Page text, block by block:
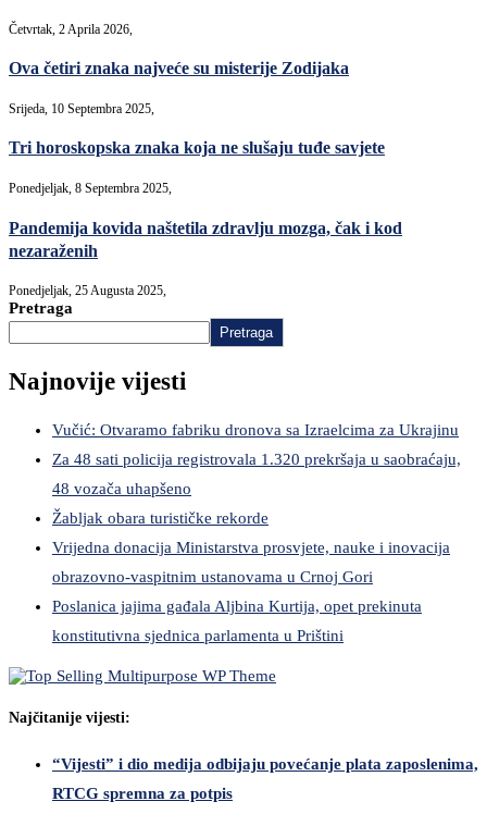
Četvrtak, 2 Aprila 2026,
Ova četiri znaka najveće su misterije Zodijaka
Srijeda, 10 Septembra 2025,
Tri horoskopska znaka koja ne slušaju tuđe savjete
Ponedjeljak, 8 Septembra 2025,
Pandemija kovida naštetila zdravlju mozga, čak i kod
nezaraženih
Ponedjeljak, 25 Augusta 2025,
Pretraga
Pretraga
Najnovije vijesti
Vučić: Otvaramo fabriku dronova sa Izraelcima za Ukrajinu
Za 48 sati policija registrovala 1.320 prekršaja u saobraćaju,
48 vozača uhapšeno
Žabljak obara turističke rekorde
Vrijedna donacija Ministarstva prosvjete, nauke i inovacija
obrazovno-vaspitnim ustanovama u Crnoj Gori
Poslanica jajima gađala Aljbina Kurtija, opet prekinuta
konstitutivna sjednica parlamenta u Prištini
Najčitanije vijesti:
“Vijesti” i dio medija odbijaju povećanje plata zaposlenima,
RTCG spremna za potpis